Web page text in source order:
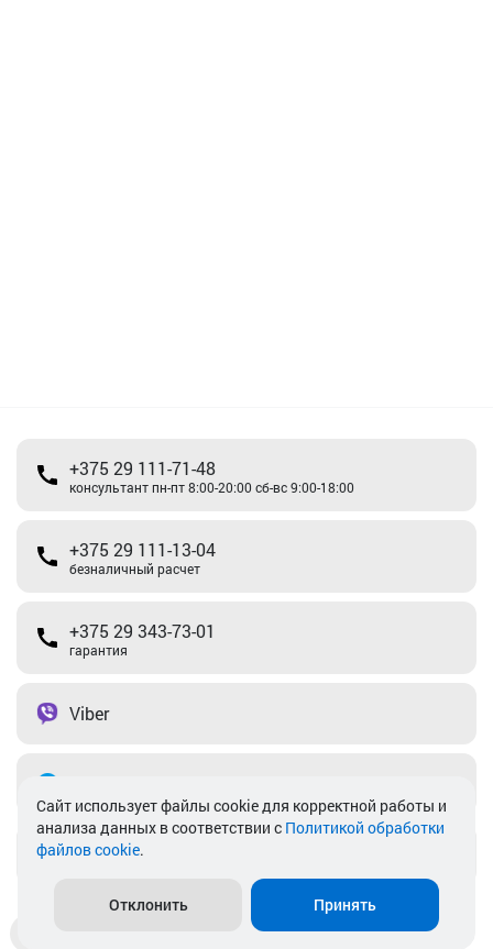
+375 29 111-71-48
консультант пн-пт 8:00-20:00 сб-вс 9:00-18:00
+375 29 111-13-04
безналичный расчет
+375 29 343-73-01
гарантия
Viber
info@akkamulik.by
Пункты выдачи Магазины
Cайт использует файлы cookie для корректной работы и
анализа данных в соответствии с Политикой обработки
файлов cookie.
Отклонить Принять